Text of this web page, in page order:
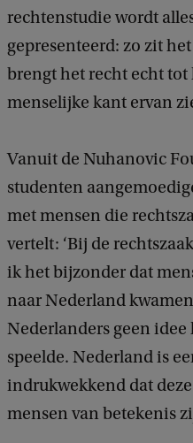
rechtenstudie wordt
gepresenteerd: zo zit
brengt het recht echt tot
menselijke kant ervan
Vanuit de Nuhanovic
studenten
met mensen die
vertelt: ‘Bij de
ik het bijzonder dat
naar Nederland
Nederlanders geen idee
speelde. Nederland is
indrukwekkend dat
mensen van betekenis